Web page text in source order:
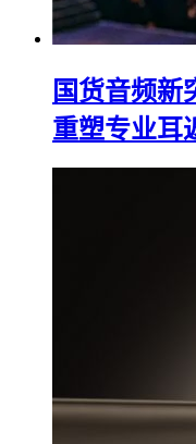
国货音频新
重塑专业耳